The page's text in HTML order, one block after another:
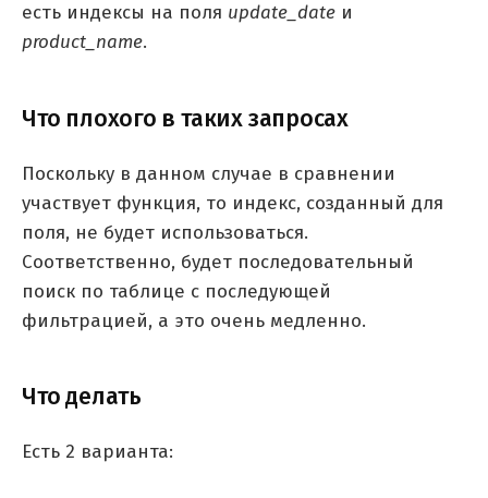
есть индексы на поля update_date и
product_name.
Что плохого в таких запросах
Поскольку в данном случае в сравнении
участвует функция, то индекс, созданный для
поля, не будет использоваться.
Соответственно, будет последовательный
поиск по таблице с последующей
фильтрацией, а это очень медленно.
Что делать
Есть 2 варианта: